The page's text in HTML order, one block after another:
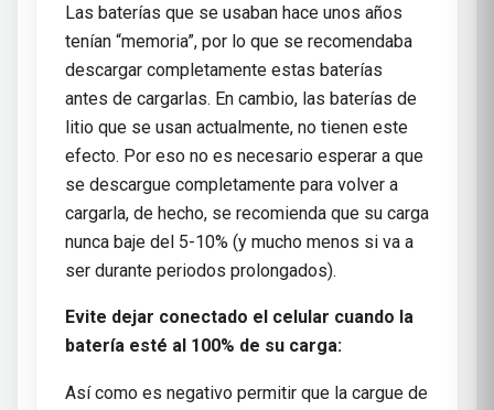
Las baterías que se usaban hace unos años
tenían “memoria”, por lo que se recomendaba
descargar completamente estas baterías
antes de cargarlas. En cambio, las baterías de
litio que se usan actualmente, no tienen este
efecto. Por eso no es necesario esperar a que
se descargue completamente para volver a
cargarla, de hecho, se recomienda que su carga
nunca baje del 5-10% (y mucho menos si va a
ser durante periodos prolongados).
Evite dejar conectado el celular cuando la
batería esté al 100% de su carga:
Así como es negativo permitir que la cargue de